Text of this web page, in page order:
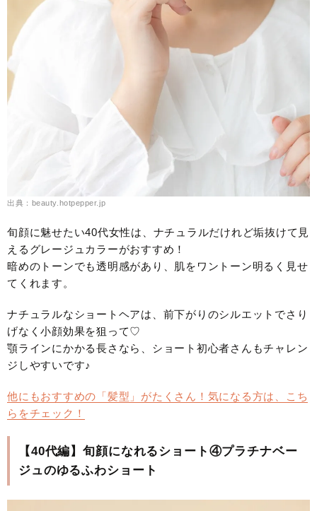
出典：beauty.hotpepper.jp
旬顔に魅せたい40代女性は、ナチュラルだけれど垢抜けて見
えるグレージュカラーがおすすめ！
暗めのトーンでも透明感があり、肌をワントーン明るく見せ
てくれます。
ナチュラルなショートヘアは、前下がりのシルエットでさり
げなく小顔効果を狙って♡
顎ラインにかかる長さなら、ショート初心者さんもチャレン
ジしやすいです♪
他にもおすすめの「髪型」がたくさん！気になる方は、こち
らをチェック！
【40代編】旬顔になれるショート④プラチナベー
ジュのゆるふわショート